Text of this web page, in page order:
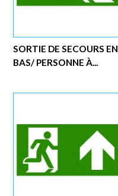
SORTIE DE SECOURS EN
BAS/ PERSONNE À...